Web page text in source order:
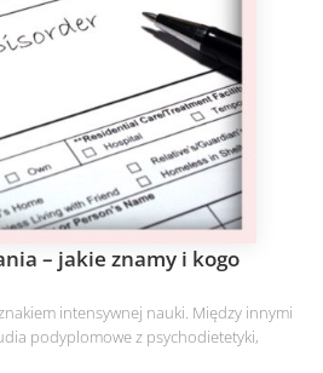
– jakie znamy i kogo
intensywnej nauki. Między innymi
podyplomowe z psychodietetyki,